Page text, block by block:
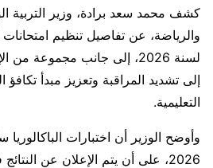
كشف محمد سعد برادة، وزير التربية
والرياضة، عن تفاصيل تنظيم امتحانات
لسنة 2026، إلى جانب مجموعة
إلى تشديد المراقبة وتعزيز مبدأ
التعليمية.